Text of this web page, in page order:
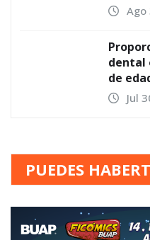
Ago
dental
de
Jul
PUEDES